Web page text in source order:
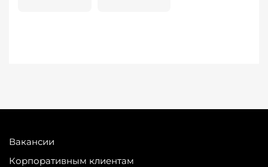
Вакансии
Корпоративным клиентам